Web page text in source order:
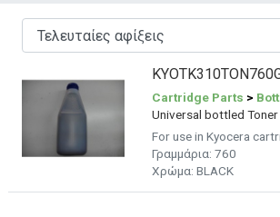
Cartridge Parts >
Universal bottled
For use in Kyocera
Γραμμάρια: 760
Χρώμα: BLACK